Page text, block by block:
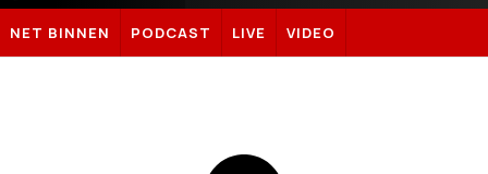
Sportnieuws.nl
NET BINNEN PODCAST LIVE VIDEO